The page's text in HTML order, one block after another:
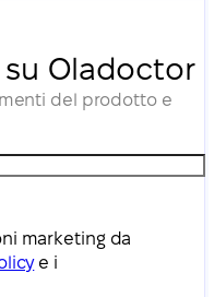
su Oladoctor
del prodotto e
marketing da
e i